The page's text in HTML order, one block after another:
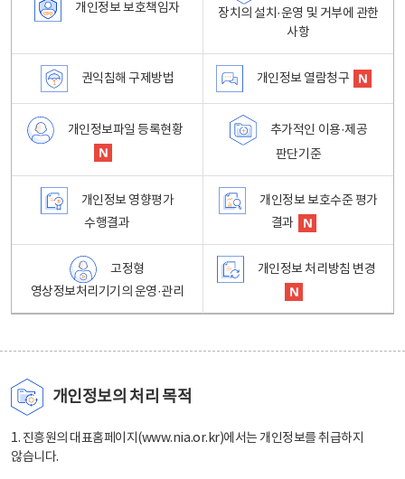
개인정보 보호책임자
장치의 설치·운영 및 거부에 관한
사항
권익침해 구제방법 개인정보 열람청구
개인정보파일 등록현황
추가적인 이용·제공
판단기준
개인정보 영향평가
수행결과
개인정보 보호수준 평가
결과
고정형
영상정보처리기기의 운영·관리
개인정보 처리방침 변경
개인정보의 처리 목적
1. 진흥원의 대표홈페이지(www.nia.or.kr)에서는 개인정보를 취급하지
않습니다.